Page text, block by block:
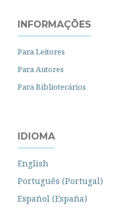
INFORMAÇÕES
Para Leitores
Para Autores
Para Bibliotecários
IDIOMA
English
Português (Portugal)
Español (España)